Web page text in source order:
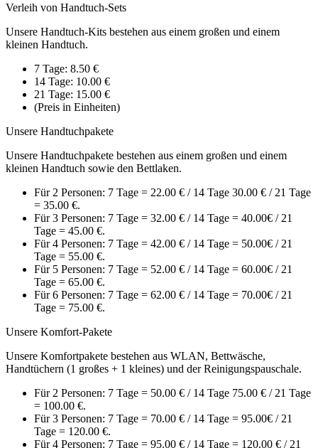
Verleih von Handtuch-Sets
Unsere Handtuch-Kits bestehen aus einem großen und einem
kleinen Handtuch.
7 Tage: 8.50 €
14 Tage: 10.00 €
21 Tage: 15.00 €
(Preis in Einheiten)
Unsere Handtuchpakete
Unsere Handtuchpakete bestehen aus einem großen und einem
kleinen Handtuch sowie den Bettlaken.
Für 2 Personen: 7 Tage = 22.00 € / 14 Tage 30.00 € / 21 Tage
= 35.00 €.
Für 3 Personen: 7 Tage = 32.00 € / 14 Tage = 40.00€ / 21
Tage = 45.00 €.
Für 4 Personen: 7 Tage = 42.00 € / 14 Tage = 50.00€ / 21
Tage = 55.00 €.
Für 5 Personen: 7 Tage = 52.00 € / 14 Tage = 60.00€ / 21
Tage = 65.00 €.
Für 6 Personen: 7 Tage = 62.00 € / 14 Tage = 70.00€ / 21
Tage = 75.00 €.
Unsere Komfort-Pakete
Unsere Komfortpakete bestehen aus WLAN, Bettwäsche,
Handtüchern (1 großes + 1 kleines) und der Reinigungspauschale.
Für 2 Personen: 7 Tage = 50.00 € / 14 Tage 75.00 € / 21 Tage
= 100.00 €.
Für 3 Personen: 7 Tage = 70.00 € / 14 Tage = 95.00€ / 21
Tage = 120.00 €.
Für 4 Personen: 7 Tage = 95.00 € / 14 Tage = 120.00 € / 21